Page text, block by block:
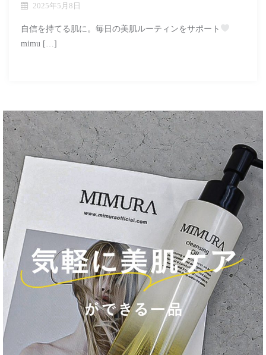
2025年5月8日
自信を持てる肌に。毎日の美肌ルーティンをサポート
mimu […]